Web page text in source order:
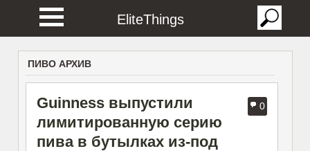
EliteThings
ПИВО АРХИВ
0
Guinness выпустили
лимитированную серию
пива в бутылках из-под